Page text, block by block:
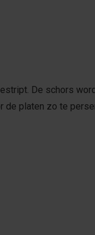
De schors
de platen zo te